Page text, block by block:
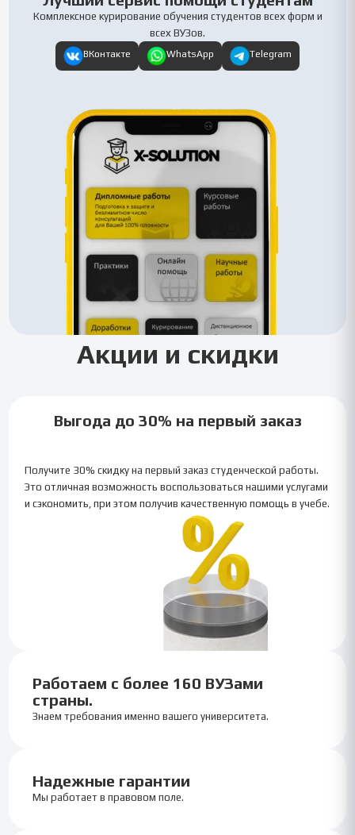
Лучший сервис помощи студентам
Комплексное курирование обучения студентов всех форм и
всех ВУЗов.
ВКонтакте WhatsApp Telegram
Акции и скидки
Выгода до 30% на первый заказ
Получите 30% скидку на первый заказ студенческой работы.
Это отличная возможность воспользоваться нашими услугами
и сэкономить, при этом получив качественную помощь в учебе.
Работаем с более 160 ВУЗами
страны.
Знаем требования именно вашего университета.
Надежные гарантии
Мы работает в правовом поле.